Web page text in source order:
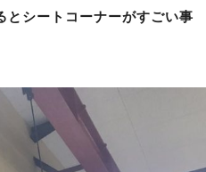
とシートコーナーがすごい事